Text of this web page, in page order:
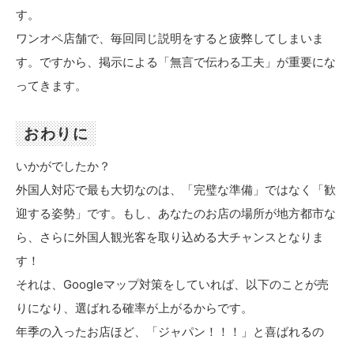
す。
ワンオペ店舗で、毎回同じ説明をすると疲弊してしまいま
す。ですから、掲示による「無言で伝わる工夫」が重要にな
ってきます。
おわりに
いかがでしたか？
外国人対応で最も大切なのは、「完璧な準備」ではなく「歓
迎する姿勢」です。もし、あなたのお店の場所が地方都市な
ら、さらに外国人観光客を取り込める大チャンスとなりま
す！
それは、Googleマップ対策をしていれば、以下のことが売
りになり、選ばれる確率が上がるからです。
年季の入ったお店ほど、「ジャパン！！！」と喜ばれるの